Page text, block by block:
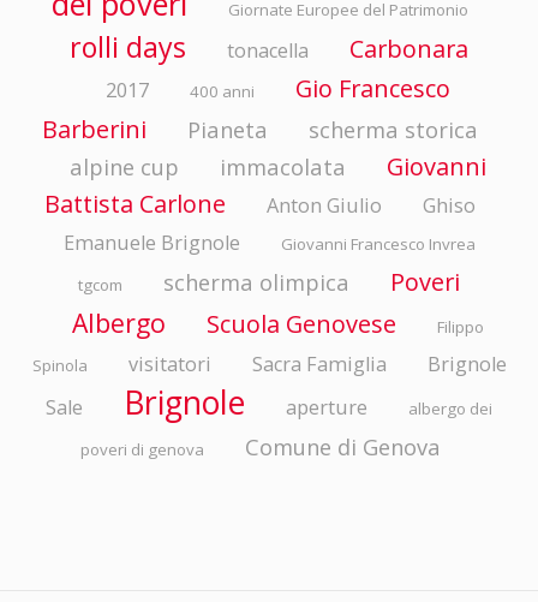
Giornate Europee del Patrimonio
rolli days tonacella Carbonara
2017 400 anni
Gio Francesco
Barberini
Pianeta
scherma storica
alpine cup
immacolata
Giovanni
Battista Carlone
Anton Giulio
Ghiso
Emanuele Brignole
Giovanni Francesco Invrea
tgcom
scherma olimpica Poveri
Albergo Scuola Genovese
Filippo
Spinola
visitatori Sacra Famiglia
Brignole
Sale
Brignole aperture
albergo dei
poveri di genova
Comune di Genova